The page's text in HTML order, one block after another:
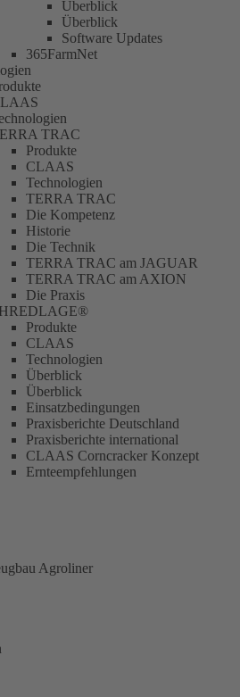
Überblick
Überblick
Software Updates
365FarmNet
TRAC
Produkte
CLAAS
Technologien
TERRA TRAC
Die Kompetenz
Historie
Die Technik
TERRA TRAC am JAGUAR
TERRA TRAC am AXION
Die Praxis
Produkte
CLAAS
Technologien
Überblick
Überblick
Einsatzbedingungen
Praxisberichte Deutschland
Praxisberichte international
CLAAS Corncracker Konzept
Ernteempfehlungen
Agroliner